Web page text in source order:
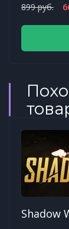
899 руб.
Shadow